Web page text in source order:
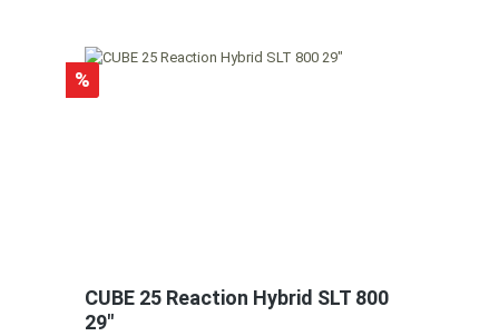
%
CUBE 25 Reaction Hybrid SLT 800
29"